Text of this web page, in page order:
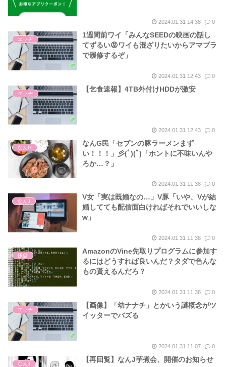
2024.01.31 14:38 0
エッヂ
1週間前ワイ「みんなSEEDの映画の話し
てずるい😡ワイも混ざりたいからアマプラ
で履修するぞ」
2024.01.31 12:43 0
エッヂ
【乞食速報】4TB外付けHDDが激安
2024.01.31 12:43 0
なんG
なんG民「セブンの豚ラーメンまず
い！！！」彡(ﾟ)(ﾟ)「ホントに不味いんや
ろか…？」
2024.01.31 11:38 0
なんJ
V女「実は既婚なの…」V豚「いや、Vが結
婚してても配信面白ければそれでいいしな
w」
2024.01.31 11:38 0
嫌儲
AmazonのVine先取りプログラムに参加す
るにはどうすれば良いんだ？タダで色んな
もの貰えるんだろ？
2024.01.31 11:38 0
エッヂ
【画像】「幼ナナチ」とかいう謎概念がツ
イッターでバズる
2024.01.31 11:07 0
なんJ
【再回覧】なんJ芋煮会、開催のお知らせ